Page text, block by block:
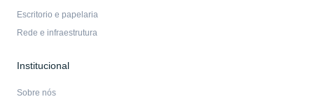
Escritorio e papelaria
Rede e infraestrutura
Institucional
Sobre nós